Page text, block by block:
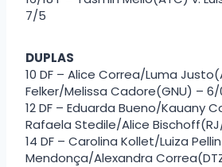
7/5
DUPLAS
10 DF – Alice Correa/Luma
Felker/Melissa Cadore(GNU) – 6/
12 DF – Eduarda Bueno/Kauany
Rafaela Stedile/Alice
14 DF – Carolina Kollet/Luiza
Mendonça/Alexandra